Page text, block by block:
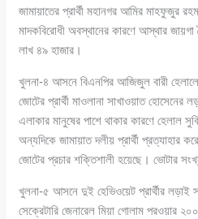
জামায়াতের প্রার্থী মহানগর আমির মাহফুজুর
মাদকবিরোধী অবস্থানের কারণে আস্থার
লাখ ৪৯ হাজার।
খুলনা-৪ আসনে বিএনপির আজিজুল বারী
জোটের প্রার্থী মাওলানা সাখাওয়াত
এলাকার মানুষের পাশে থাকার কারণে হেলাল
অন্যদিকে জামায়াত দলীয় প্রার্থী প্রত্যাহার
জোটের প্রচার শক্তিশালী হয়েছে। ভোটার
খুলনা-৫ আসনে দুই হেভিওয়েট প্রার্থীর লড়াই
সেক্রেটারি জেনারেল মিয়া গোলাম পরওয়ার